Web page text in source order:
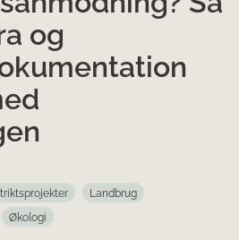
og
Landbrug
Økologi